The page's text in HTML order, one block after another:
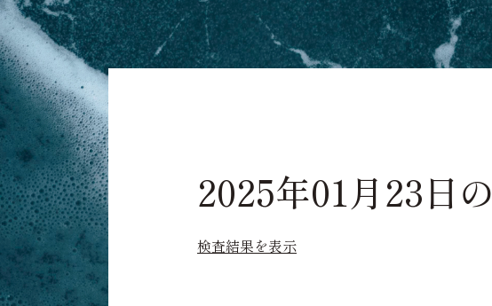
2025年01月23日の
検査結果を表示